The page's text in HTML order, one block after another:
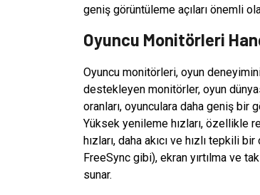
geniş görüntüleme açıları önemli
Oyuncu Monitörleri
Oyuncu monitörleri, oyun
destekleyen monitörler, oyun
oranları, oyunculara daha geniş bir
Yüksek yenileme hızları, özellikle
hızları, daha akıcı ve hızlı tepkili
FreeSync gibi), ekran yırtılma ve
sunar.